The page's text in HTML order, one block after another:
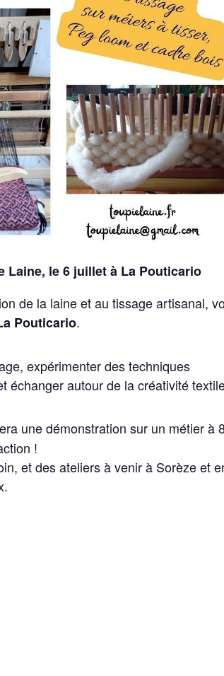
Laine, le 6 juillet à La Pouticario
de la laine et au tissage artisanal,
Pouticario.
expérimenter des techniques
échanger autour de la créativité
une démonstration sur un métier à
!
et des ateliers à venir à Sorèze et